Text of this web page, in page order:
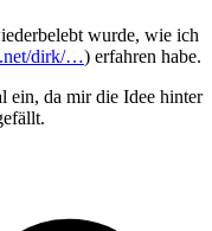
wurde, wie ich
dirk/…) erfahren habe.
ein, da mir die Idee hinter